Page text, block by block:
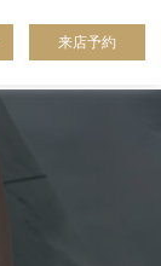
来店予約